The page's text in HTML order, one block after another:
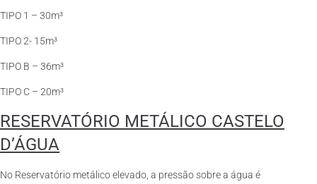
TIPO 1 – 30m³
TIPO 2- 15m³
TIPO B – 36m³
TIPO C – 20m³
RESERVATÓRIO METÁLICO CASTELO
D’ÁGUA
No Reservatório metálico elevado, a pressão sobre a água é